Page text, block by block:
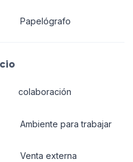
Papelógrafo
colaboración
Ambiente para trabajar
Venta externa